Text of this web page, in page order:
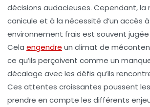
décisions audacieuses. Cependant, la
canicule et à la nécessité d’un accès
environnement frais est souvent
Cela engendre un climat de
ce qu’ils perçoivent comme un
décalage avec les défis qu’ils
Ces attentes croissantes poussent
prendre en compte les différents